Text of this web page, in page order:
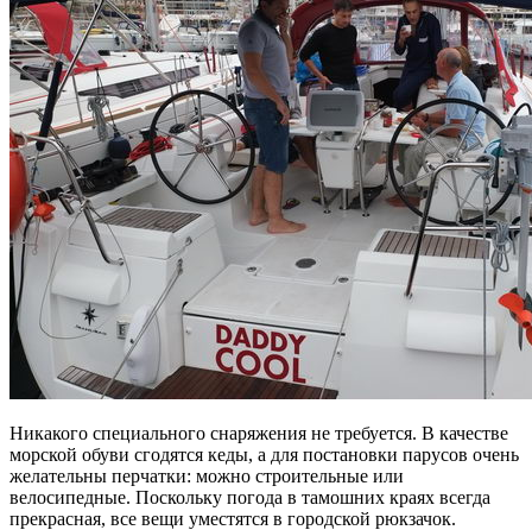
Никакого специального снаряжения не требуется. В качестве
морской обуви сгодятся кеды, а для постановки парусов очень
желательны перчатки: можно строительные или
велосипедные. Поскольку погода в тамошних краях всегда
прекрасная, все вещи уместятся в городской рюкзачок.